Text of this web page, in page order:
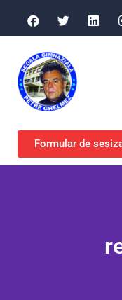
Formular de